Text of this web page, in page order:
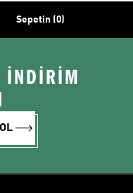
Sepetin (0)
İNDİRİM